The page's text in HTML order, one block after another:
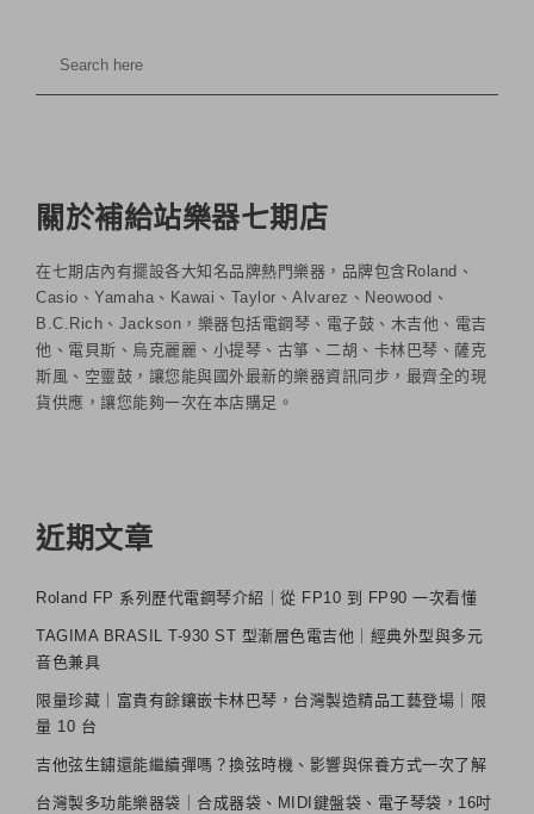
關於補給站樂器七期店
在七期店內有擺設各大知名品牌熱門樂器，品牌包含Roland、
Casio、Yamaha、Kawai、Taylor、Alvarez、Neowood、
B.C.Rich、Jackson，樂器包括電鋼琴、電子鼓、木吉他、電吉
他、電貝斯、烏克麗麗、小提琴、古箏、二胡、卡林巴琴、薩克
斯風、空靈鼓，讓您能與國外最新的樂器資訊同步，最齊全的現
貨供應，讓您能夠一次在本店購足。
近期文章
Roland FP 系列歷代電鋼琴介紹｜從 FP10 到 FP90 一次看懂
TAGIMA BRASIL T-930 ST 型漸層色電吉他｜經典外型與多元
音色兼具
限量珍藏｜富貴有餘鑲嵌卡林巴琴，台灣製造精品工藝登場｜限
量 10 台
吉他弦生鏽還能繼續彈嗎？換弦時機、影響與保養方式一次了解
台灣製多功能樂器袋｜合成器袋、MIDI鍵盤袋、電子琴袋，16吋